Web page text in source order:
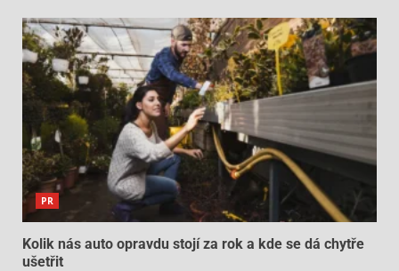
PR
Kolik nás auto opravdu stojí za rok a kde se dá chytře
ušetřit